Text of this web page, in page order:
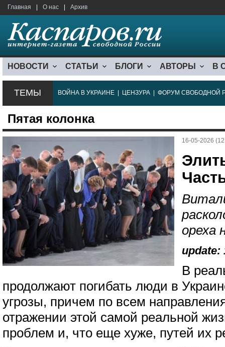
Главная О нас Архив
НОВОСТИ СТАТЬИ БЛОГИ АВТОРЫ В
ТЕМЫ ВОЙНА В УКРАИНЕ ЦЕНЗУРА ФОРУМ СВОБОДНОЙ
Пятая колонка
16-05-2026
ореха
update:
В
продолжают погибать люди в
угрозы, причем по всем
отражении этой самой реальной
проблем и, что еще хуже, путей их